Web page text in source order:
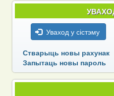
Уваход у сістэму
Стварыць новы рахунак
Запытаць новы пароль